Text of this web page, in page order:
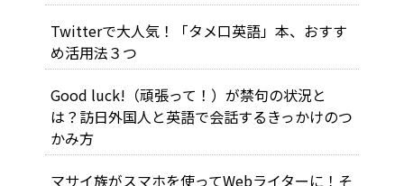
Twitterで大人気！「タメ口英語」本、おすす
め活用法３つ
Good luck!（頑張って！）が禁句の状況と
は？訪日外国人と英語で会話するきっかけのつ
かみ方
マサイ族がスマホを使ってWebライターに！そ